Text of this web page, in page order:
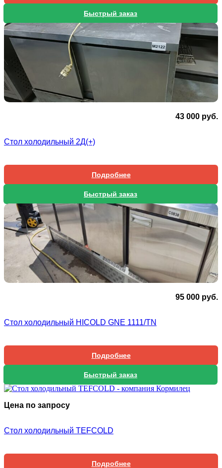
Быстрый заказ
43 000 руб.
Стол холодильный 2Д(+)
Подробнее
Быстрый заказ
95 000 руб.
Стол холодильный HICOLD GNE 1111/TN
Подробнее
Быстрый заказ
Цена по запросу
Стол холодильный TEFCOLD
Подробнее